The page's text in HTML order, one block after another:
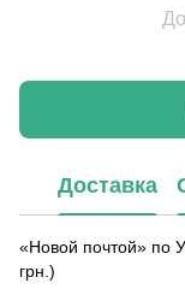
Доставка
«Новой почтой» по
грн.)